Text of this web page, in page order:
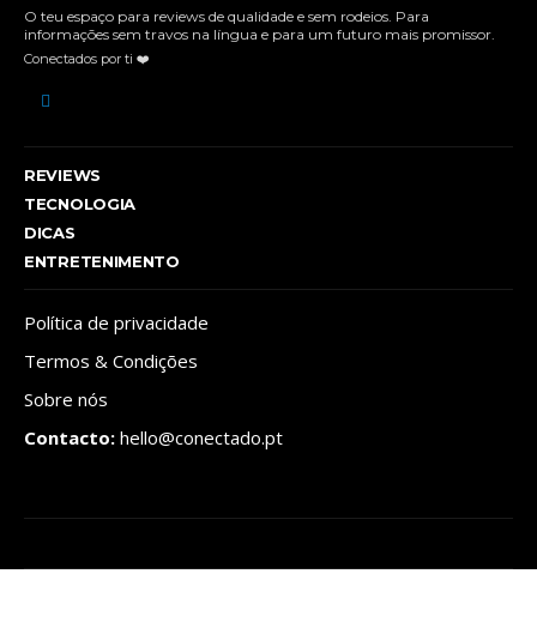
O teu espaço para reviews de qualidade e sem rodeios. Para
informações sem travos na língua e para um futuro mais promissor.
Conectados por ti ❤️
REVIEWS
TECNOLOGIA
DICAS
ENTRETENIMENTO
Política de privacidade
Termos & Condições
Sobre nós
Contacto: hello@conectado.pt